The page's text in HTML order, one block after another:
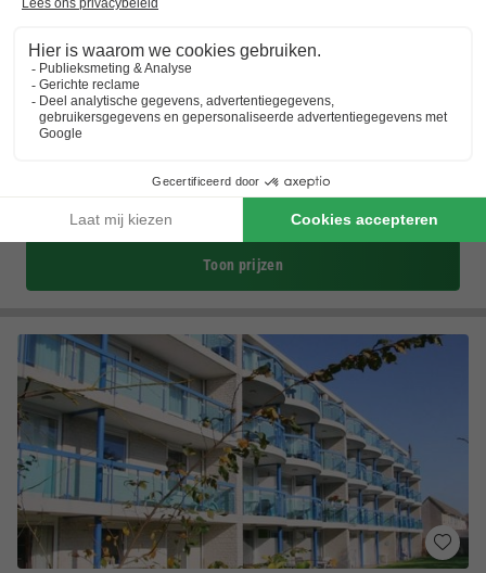
Campanula
Noord-holland,St. Maartenszee (23,4 km van Hippolytushoef)
8.5 Zeer goed
10 minuten van het strand
Toon prijzen